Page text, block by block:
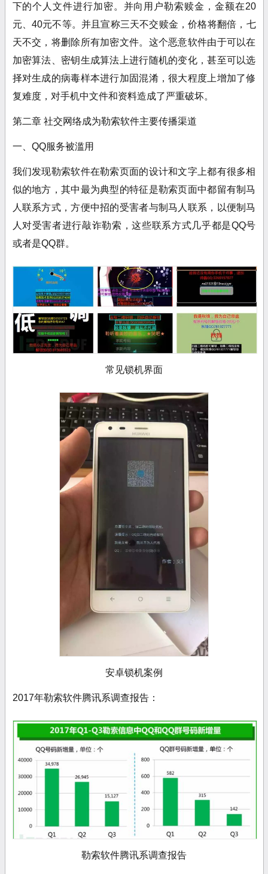
下的个人文件进行加密。并向用户勒索赎金，金额在20
元、40元不等。并且宣称三天不交赎金，价格将翻倍，七
天不交，将删除所有加密文件。这个恶意软件由于可以在
加密算法、密钥生成算法上进行随机的变化，甚至可以选
择对生成的病毒样本进行加固混淆，很大程度上增加了修
复难度，对手机中文件和资料造成了严重破坏。
第二章 社交网络成为勒索软件主要传播渠道
一、QQ服务被滥用
我们发现勒索软件在勒索页面的设计和文字上都有很多相
似的地方，其中最为典型的特征是勒索页面中都留有制马
人联系方式，方便中招的受害者与制马人联系，以便制马
人对受害者进行敲诈勒索，这些联系方式几乎都是QQ号
或者是QQ群。
常见锁机界面
安卓锁机案例
2017年勒索软件腾讯系调查报告：
勒索软件腾讯系调查报告